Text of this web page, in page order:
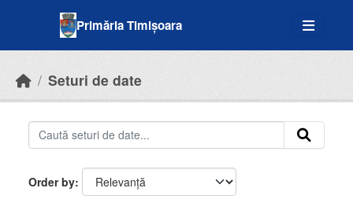
Primăria Timișoara
Seturi de date
Order by